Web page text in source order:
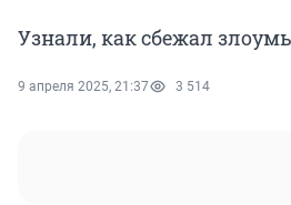
Узнали, как сбежал
9 апреля 2025, 21:37 3 514